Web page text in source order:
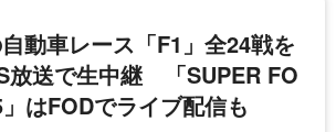
動車レース「F1」全24戦を
放送で生中継 「SUPER FO
はFODでライブ配信も